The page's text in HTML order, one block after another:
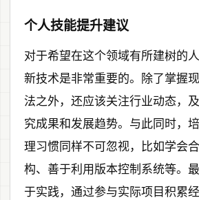
个人技能提升建议
对于希望在这个领域有所建树的
新技术是非常重要的。除了掌握
法之外，还应该关注行业动态，
究成果和发展趋势。与此同时，
理习惯同样不可忽视，比如学会
构、善于利用版本控制系统等。
于实践，通过参与实际项目积累